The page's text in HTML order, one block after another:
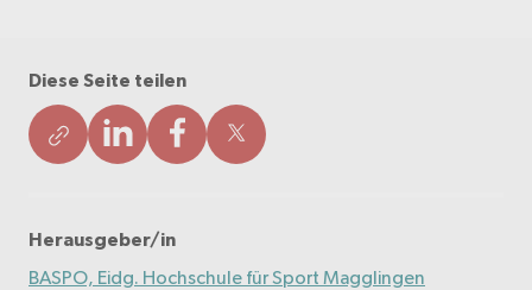
Diese Seite teilen
Herausgeber/in
BASPO, Eidg. Hochschule für Sport Magglingen